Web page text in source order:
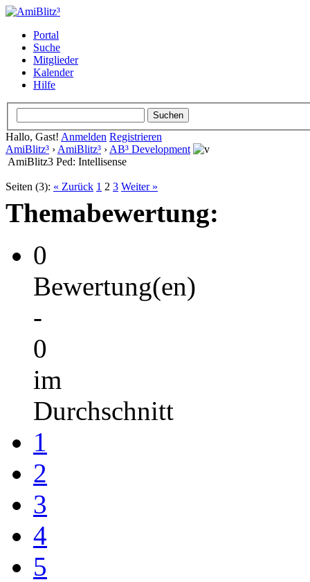
Portal
Suche
Mitglieder
Kalender
Hilfe
Hallo, Gast! Anmelden Registrieren
AmiBlitz³ › AmiBlitz³ › AB³ Development
AmiBlitz3 Ped: Intellisense
Seiten (3): « Zurück 1 2 3 Weiter »
Themabewertung:
0
Bewertung(en)
-
0
im
Durchschnitt
1
2
3
4
5